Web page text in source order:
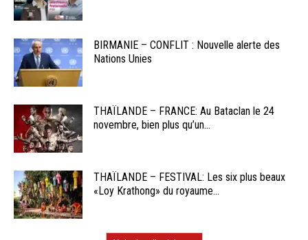
BIRMANIE – CONFLIT : Nouvelle alerte des
Nations Unies
THAÏLANDE – FRANCE: Au Bataclan le 24
novembre, bien plus qu’un...
THAÏLANDE – FESTIVAL: Les six plus beaux
«Loy Krathong» du royaume...